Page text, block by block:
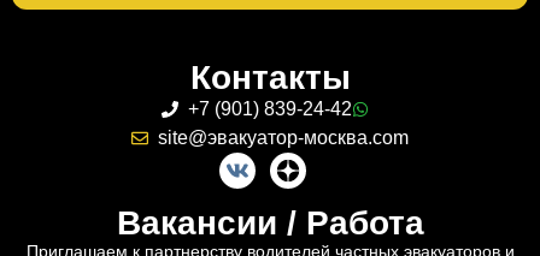
Контакты
+7 (901) 839-24-42
site@эвакуатор-москва.com
Вакансии / Работа
Приглашаем к партнерству водителей частных эвакуаторов и